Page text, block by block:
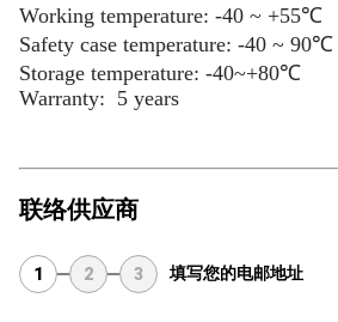
Working temperature: -40 ~ +55℃
Safety case temperature: -40 ~ 90℃
Storage temperature: -40~+80℃
Warranty: 5 years
联络供应商
1 2 3 填写您的电邮地址